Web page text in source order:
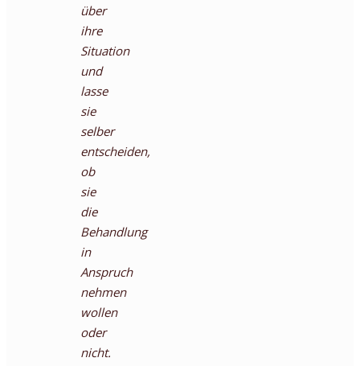
über
ihre
Situation
und
lasse
sie
selber
entscheiden,
ob
sie
die
Behandlung
in
Anspruch
nehmen
wollen
oder
nicht.